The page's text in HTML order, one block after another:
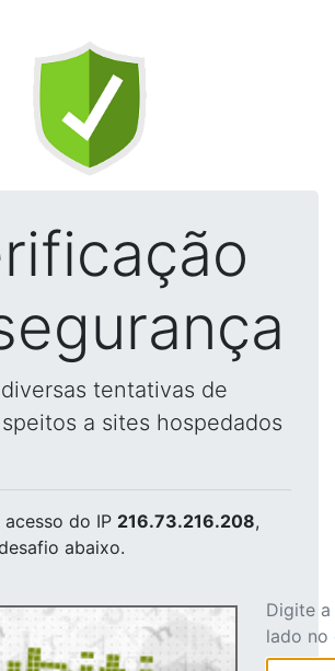
tentativas de
a sites hospedados
do IP 216.73.216.208,
abaixo.
Digite
lado no